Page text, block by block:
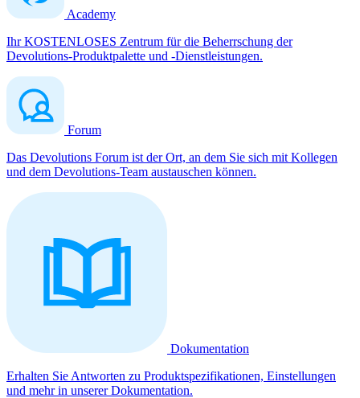
Academy
Ihr KOSTENLOSES Zentrum für die Beherrschung der
Devolutions-Produktpalette und -Dienstleistungen.
Forum
Das Devolutions Forum ist der Ort, an dem Sie sich mit Kollegen
und dem Devolutions-Team austauschen können.
Dokumentation
Erhalten Sie Antworten zu Produktspezifikationen, Einstellungen
und mehr in unserer Dokumentation.